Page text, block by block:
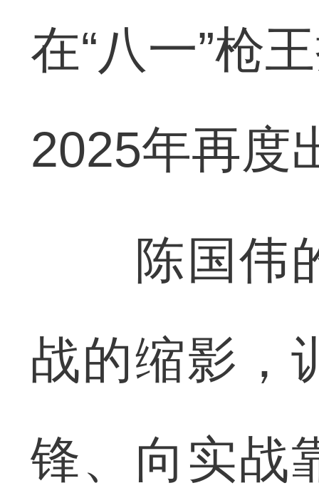
在“八一”枪
2025年再度
陈国伟的
战的缩影，
锋、向实战